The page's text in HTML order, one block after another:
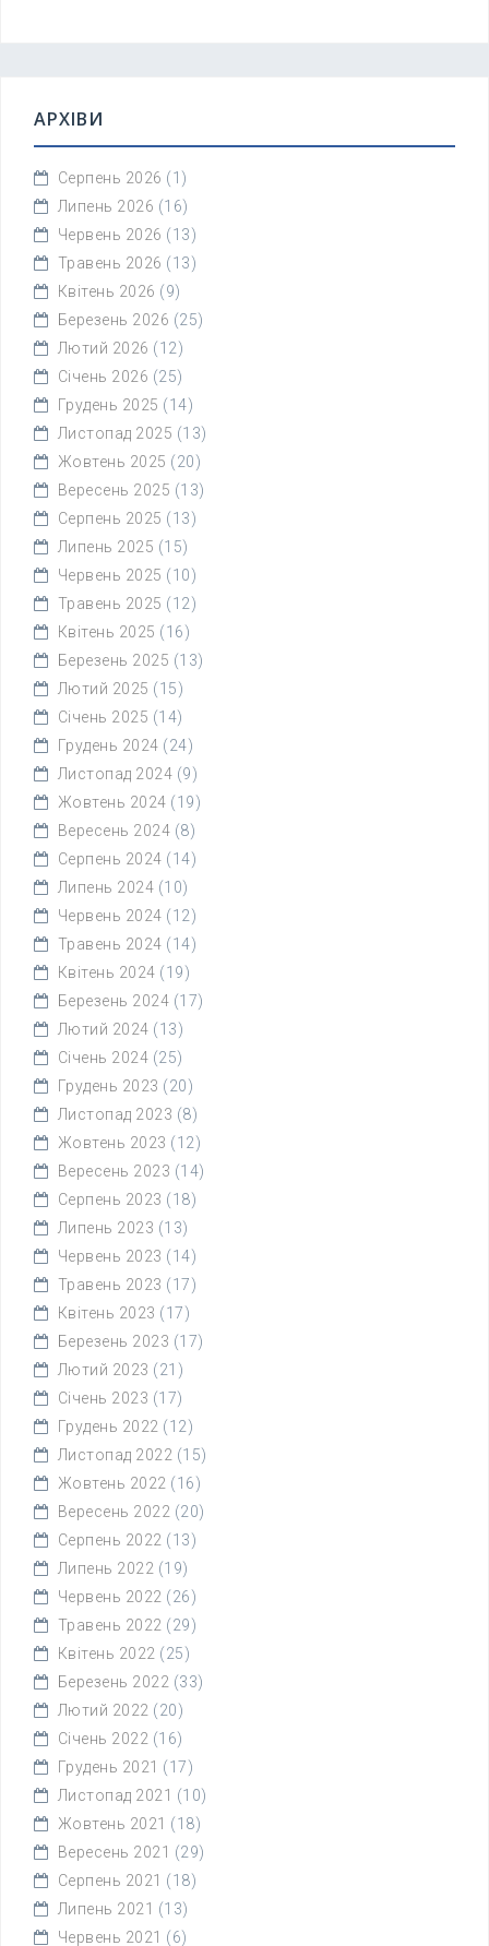
АРХІВИ
Серпень 2026 (1)
Липень 2026 (16)
Червень 2026 (13)
Травень 2026 (13)
Квітень 2026 (9)
Березень 2026 (25)
Лютий 2026 (12)
Січень 2026 (25)
Грудень 2025 (14)
Листопад 2025 (13)
Жовтень 2025 (20)
Вересень 2025 (13)
Серпень 2025 (13)
Липень 2025 (15)
Червень 2025 (10)
Травень 2025 (12)
Квітень 2025 (16)
Березень 2025 (13)
Лютий 2025 (15)
Січень 2025 (14)
Грудень 2024 (24)
Листопад 2024 (9)
Жовтень 2024 (19)
Вересень 2024 (8)
Серпень 2024 (14)
Липень 2024 (10)
Червень 2024 (12)
Травень 2024 (14)
Квітень 2024 (19)
Березень 2024 (17)
Лютий 2024 (13)
Січень 2024 (25)
Грудень 2023 (20)
Листопад 2023 (8)
Жовтень 2023 (12)
Вересень 2023 (14)
Серпень 2023 (18)
Липень 2023 (13)
Червень 2023 (14)
Травень 2023 (17)
Квітень 2023 (17)
Березень 2023 (17)
Лютий 2023 (21)
Січень 2023 (17)
Грудень 2022 (12)
Листопад 2022 (15)
Жовтень 2022 (16)
Вересень 2022 (20)
Серпень 2022 (13)
Липень 2022 (19)
Червень 2022 (26)
Травень 2022 (29)
Квітень 2022 (25)
Березень 2022 (33)
Лютий 2022 (20)
Січень 2022 (16)
Грудень 2021 (17)
Листопад 2021 (10)
Жовтень 2021 (18)
Вересень 2021 (29)
Серпень 2021 (18)
Липень 2021 (13)
Червень 2021 (6)